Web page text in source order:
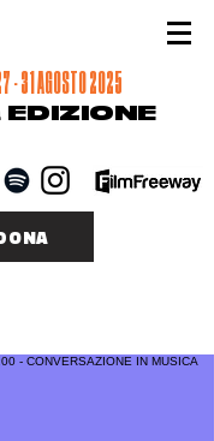
- 31 AGOSTO 2025
EDIZIONE